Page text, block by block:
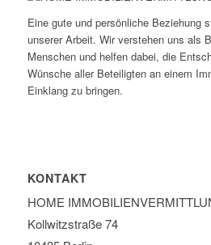
Eine gute und persönliche Beziehung
unserer Arbeit. Wir verstehen uns als
Menschen und helfen dabei, die
Wünsche aller Beteiligten an einem
Einklang zu bringen.
KONTAKT
HOME
Kollwitzstraße 74